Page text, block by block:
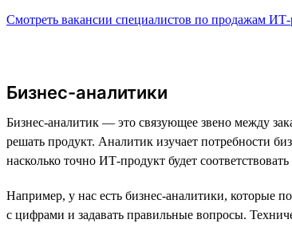
Смотреть вакансии специалистов по продажам
Бизнес-аналитики
Бизнес-аналитик — это связующее звено между
решать продукт. Аналитик изучает потребности
насколько точно ИТ-продукт будет
Например, у нас есть бизнес-аналитики, которые
с цифрами и задавать правильные вопросы.